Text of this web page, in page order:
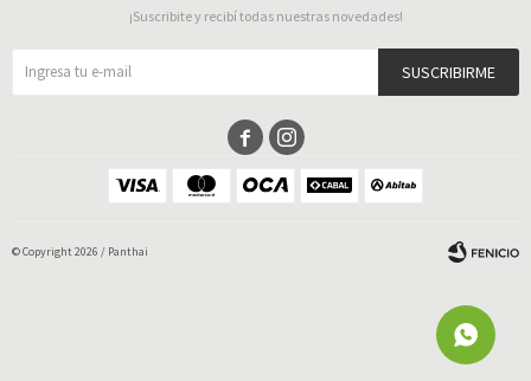
¡Suscribite y recibí todas nuestras novedades!
SUSCRIBIRME
 
© Copyright 2026 / Panthai